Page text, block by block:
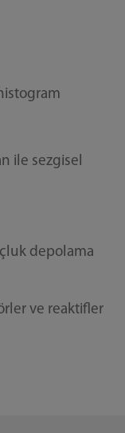
ile sezgisel
depolama
ve reaktifler